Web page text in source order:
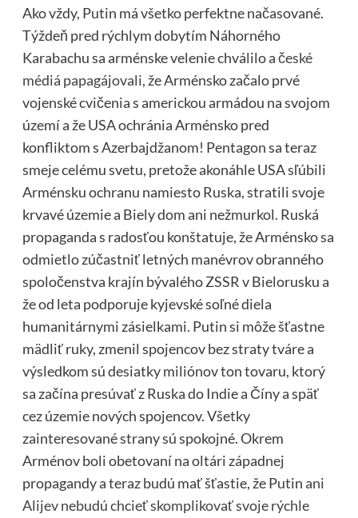
Ako vždy, Putin má všetko perfektne načasované.
Týždeň pred rýchlym dobytím Náhorného
Karabachu sa arménske velenie chválilo ačeské
médiá papagájovali, že Arménsko začalo prvé
vojenské cvičenia s americkou armádou na svojom
území a že USA ochránia Arménsko pred
konfliktom s Azerbajdžanom! Pentagon sa teraz
smeje celému svetu, pretože akonáhle USA sľúbili
Arménsku ochranu namiesto Ruska, stratili svoje
krvavé územie a Biely dom ani nežmurkol. Ruská
propaganda s radosťou konštatuje, že Arménsko sa
odmietlo zúčastniť letných manévrov obranného
spoločenstva krajín bývalého ZSSR v Bielorusku a
že od leta podporuje kyjevské soľné diela
humanitárnymi zásielkami. Putin si môže šťastne
mädliť ruky, zmenil spojencov bez straty tváre a
výsledkom sú desiatky miliónov ton tovaru, ktorý
sa začína presúvať z Ruska do Indie a Číny a späť
cez územie nových spojencov. Všetky
zainteresované strany sú spokojné. Okrem
Arménov boli obetovaní na oltári západnej
propagandy a teraz budú mať šťastie, že Putin ani
Alijev nebudú chcieť skomplikovať svoje rýchle